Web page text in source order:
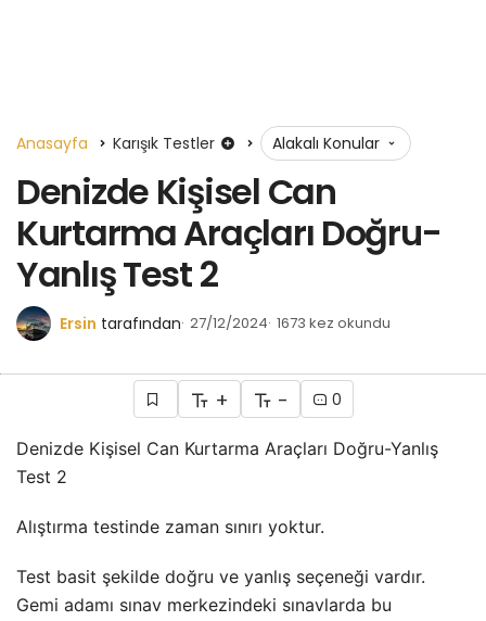
Anasayfa Karışık Testler Alakalı Konular
Denizde Kişisel Can
Kurtarma Araçları Doğru-
Yanlış Test 2
Ersin tarafından 27/12/2024 1673 kez okundu
+ - 0
Denizde Kişisel Can Kurtarma Araçları Doğru-Yanlış
Test 2
Alıştırma testinde zaman sınırı yoktur.
Test basit şekilde doğru ve yanlış seçeneği vardır.
Gemi adamı sınav merkezindeki sınavlarda bu